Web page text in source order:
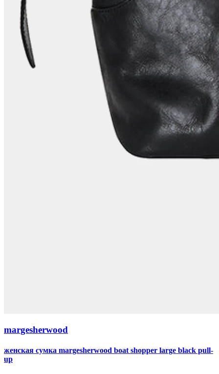
margesherwood
женская сумка margesherwood boat shopper large black pull-
up